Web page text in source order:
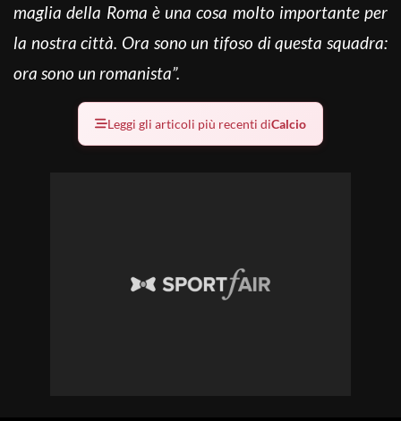
maglia della Roma è una cosa molto importante per
la nostra città. Ora sono un tifoso di questa squadra:
ora sono un romanista”.
Leggi gli articoli più recenti diCalcio